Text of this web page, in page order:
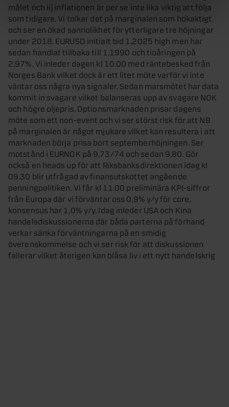
målet och ii) inflationen är per se inte lika viktig att följa
som tidigare. Vi tolkar det på marginalen som hökaktigt
och ser en ökad sannolikhet för ytterligare tre höjningar
under 2018. EURUSD initialt bid 1,2025 high men har
sedan handlat tillbaka till 1,1990 och tioåringen på
2,97%. Vi inleder dagen kl 10.00 med räntebesked från
Norges Bank vilket dock är ett litet möte varför vi inte
väntar oss några nya signaler. Sedan marsmötet har data
kommit in svagare vilket balanseras upp av svagare NOK
och högre oljepris. Optionsmarknaden prisar dagens
möte som ett non-event och vi ser störst risk för att NB
på marginalen är något mjukare vilket kan resultera i att
marknaden börja prisa bort septemberhöjningen. Ser
motstånd i EURNOK på 9,73/74 och sedan 9,80. Gör
också en heads up för att Riksbanksdirektionen idag kl
09.30 blir utfrågad av finansutskottet angående
penningpolitiken. Vi får kl 11.00 preliminära KPI-siffror
från Europa där vi förväntar oss 0,9% y/y för core,
konsensus har 1,0% y/y. Idag inleder USA och Kina
handelsdiskussionerna där båda parterna på förhand
verkar sänka förväntningarna på en smidig
överenskommelse och vi ser risk för att diskussionen
fallerar vilket återigen kan blåsa liv i ett nytt handelskrig